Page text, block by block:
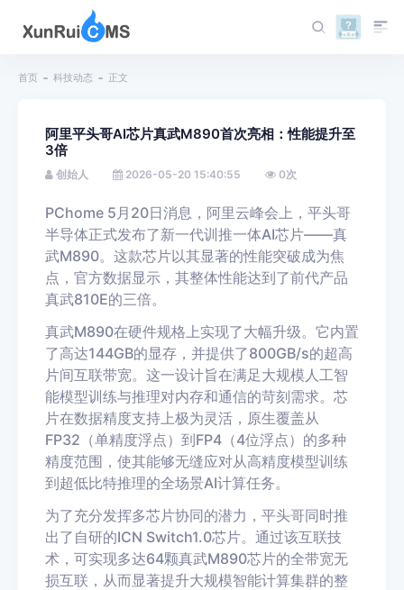
首页 科技动态 正文
阿里平头哥AI芯片真武M890首次亮相：性能提升至
3倍
创始人 2026-05-20 15:40:55 0次
PChome 5月20日消息，阿里云峰会上，平头哥
半导体正式发布了新一代训推一体AI芯片——真
武M890。这款芯片以其显著的性能突破成为焦
点，官方数据显示，其整体性能达到了前代产品
真武810E的三倍。
真武M890在硬件规格上实现了大幅升级。它内置
了高达144GB的显存，并提供了800GB/s的超高
片间互联带宽。这一设计旨在满足大规模人工智
能模型训练与推理对内存和通信的苛刻需求。芯
片在数据精度支持上极为灵活，原生覆盖从
FP32（单精度浮点）到FP4（4位浮点）的多种
精度范围，使其能够无缝应对从高精度模型训练
到超低比特推理的全场景AI计算任务。
为了充分发挥多芯片协同的潜力，平头哥同时推
出了自研的ICN Switch1.0芯片。通过该互联技
术，可实现多达64颗真武M890芯片的全带宽无
损互联，从而显著提升大规模智能计算集群的整